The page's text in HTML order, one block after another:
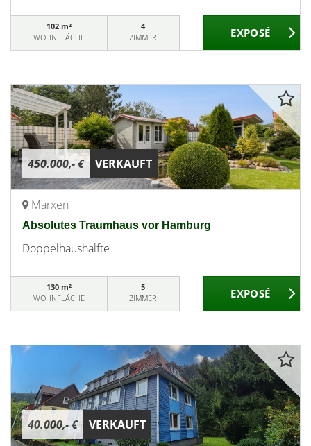
102 m²
WOHNFLÄCHE
4
ZIMMER
450.000,- € VERKAUFT
Marxen
Absolutes Traumhaus vor Hamburg
Doppelhaushälfte
130 m²
WOHNFLÄCHE
5
ZIMMER
40.000,- € VERKAUFT